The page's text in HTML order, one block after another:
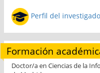
Perfil del
Formación
Doctor/a en Ciencias de la